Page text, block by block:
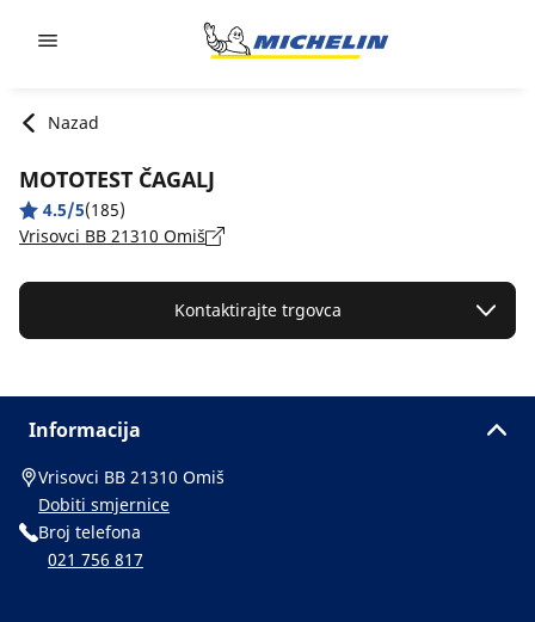
Nazad
MOTOTEST ČAGALJ
4.5/5(185)
Vrisovci BB 21310 Omiš
Kontaktirajte trgovca
Informacija
Vrisovci BB 21310 Omiš
Dobiti smjernice
Broj telefona
021 756 817